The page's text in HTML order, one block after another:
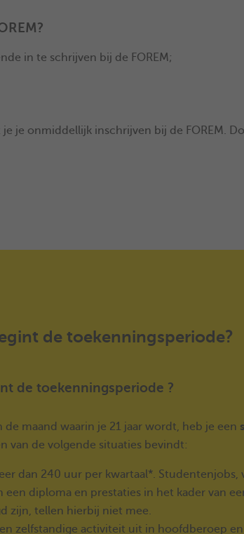
in te schrijven bij de FOREM;
je onmiddellijk inschrijven bij de FOREM.
de toekenningsperiode?
de toekenningsperiode ?
de maand waarin je 21 jaar wordt, heb je een
van de volgende situaties bevindt:
dan 240 uur per kwartaal*.
een diploma en prestaties in het kader van
zijn, tellen hierbij niet mee.
zelfstandige activiteit uit in hoofdberoep